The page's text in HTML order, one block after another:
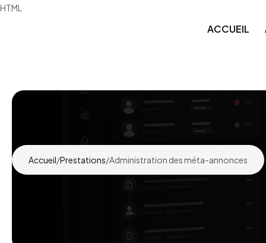
HTML
ACCUEIL
Sites Web pour entreprises
Boutiques en ligne
Plateformes de commerce électronique
Accueil/Prestations/Administration des méta-annonces